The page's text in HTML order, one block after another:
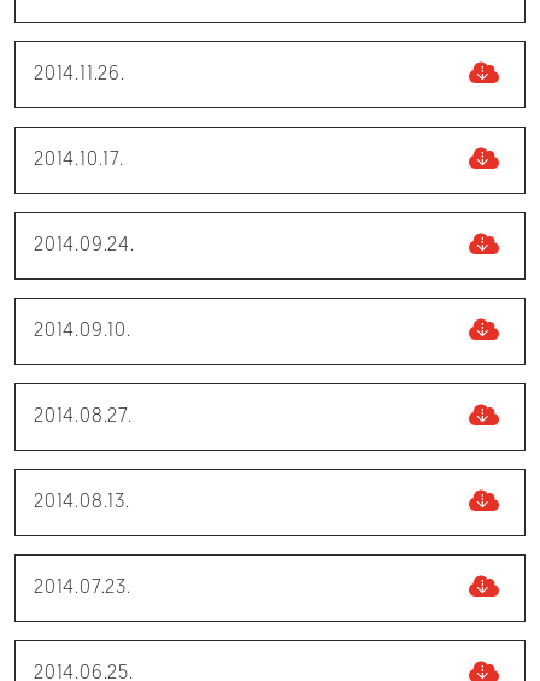
2014.11.26.
2014.10.17.
2014.09.24.
2014.09.10.
2014.08.27.
2014.08.13.
2014.07.23.
2014.06.25.